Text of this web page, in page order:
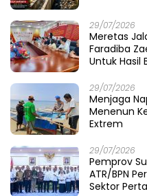
29/07/2026
Meretas
Faradiba
Untuk Hasil
29/07/2026
​Menjaga
Menenun
Extrem
29/07/2026
Pemprov
ATR/BPN
Sektor